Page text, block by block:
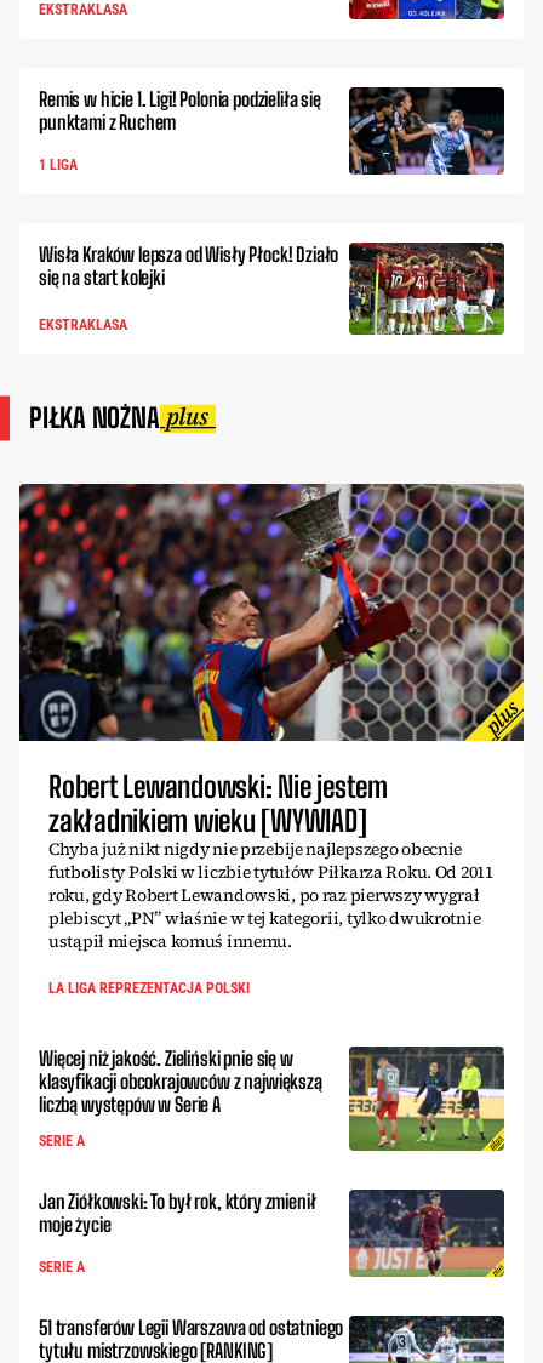
EKSTRAKLASA
Remis w hicie 1. Ligi! Polonia podzieliła się
punktami z Ruchem
1 LIGA
Wisła Kraków lepsza od Wisły Płock! Działo
się na start kolejki
EKSTRAKLASA
PIŁKA NOŻNA
Robert Lewandowski: Nie jestem
zakładnikiem wieku [WYWIAD]
Chyba już nikt nigdy nie przebije najlepszego obecnie
futbolisty Polski w liczbie tytułów Piłkarza Roku. Od 2011
roku, gdy Robert Lewandowski, po raz pierwszy wygrał
plebiscyt „PN” właśnie w tej kategorii, tylko dwukrotnie
ustąpił miejsca komuś innemu.
LA LIGA REPREZENTACJA POLSKI
Więcej niż jakość. Zieliński pnie się w
klasyfikacji obcokrajowców z największą
liczbą występów w Serie A
SERIE A
Jan Ziółkowski: To był rok, który zmienił
moje życie
SERIE A
51 transferów Legii Warszawa od ostatniego
tytułu mistrzowskiego [RANKING]